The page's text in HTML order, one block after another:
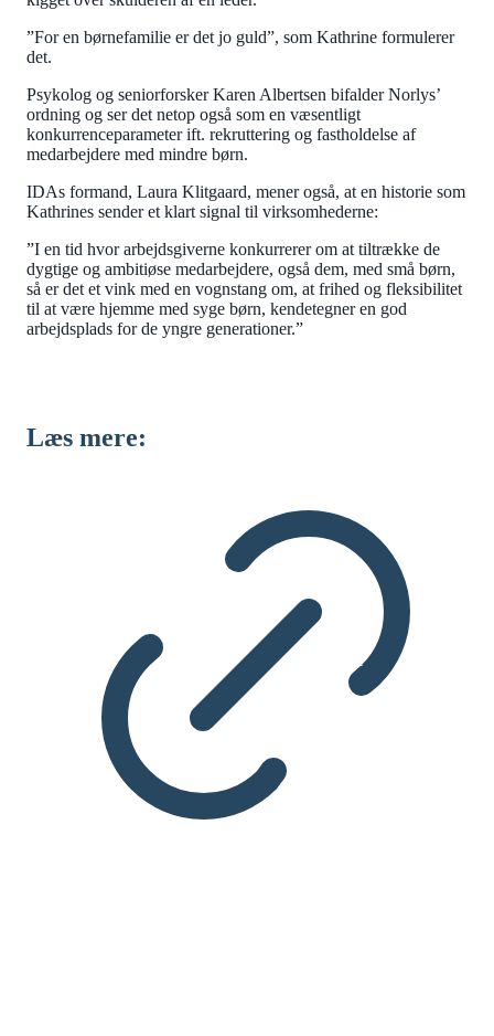
”For en børnefamilie er det jo guld”, som Kathrine formulerer
det.
Psykolog og seniorforsker Karen Albertsen bifalder Norlys’
ordning og ser det netop også som en væsentligt
konkurrenceparameter ift. rekruttering og fastholdelse af
medarbejdere med mindre børn.
IDAs formand, Laura Klitgaard, mener også, at en historie som
Kathrines sender et klart signal til virksomhederne:
”I en tid hvor arbejdsgiverne konkurrerer om at tiltrække de
dygtige og ambitiøse medarbejdere, også dem, med små børn,
så er det et vink med en vognstang om, at frihed og fleksibilitet
til at være hjemme med syge børn, kendetegner en god
arbejdsplads for de yngre generationer.”
Læs mere: